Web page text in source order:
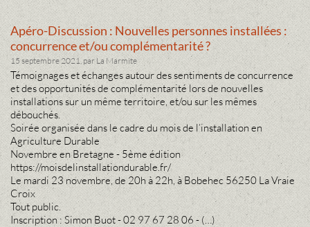
Apéro-Discussion : Nouvelles personnes installées :
concurrence et/ou complémentarité ?
15 septembre 2021, par La Marmite
Témoignages et échanges autour des sentiments de concurrence
et des opportunités de complémentarité lors de nouvelles
installations sur un même territoire, et/ou sur les mêmes
débouchés.
Soirée organisée dans le cadre du mois de l’installation en
Agriculture Durable
Novembre en Bretagne - 5ème édition
https://moisdelinstallationdurable.fr/
Le mardi 23 novembre, de 20h à 22h, à Bobehec 56250 La Vraie
Croix
Tout public.
Inscription : Simon Buot - 02 97 67 28 06 - (…)